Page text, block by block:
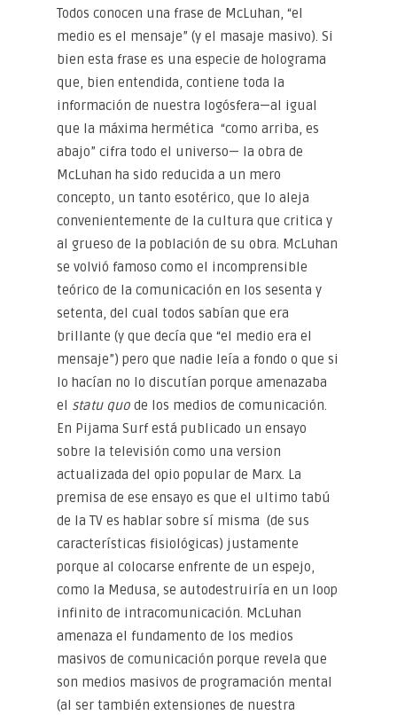
Todos conocen una frase de McLuhan, “el
medio es el mensaje” (y el masaje masivo). Si
bien esta frase es una especie de holograma
que, bien entendida, contiene toda la
información de nuestra logósfera—al igual
que la máxima hermética “como arriba, es
abajo” cifra todo el universo— la obra de
McLuhan ha sido reducida a un mero
concepto, un tanto esotérico, que lo aleja
convenientemente de la cultura que critica y
al grueso de la población de su obra. McLuhan
se volvió famoso como el incomprensible
teórico de la comunicación en los sesenta y
setenta, del cual todos sabían que era
brillante (y que decía que “el medio era el
mensaje”) pero que nadie leía a fondo o que si
lo hacían no lo discutían porque amenazaba
el statu quo de los medios de comunicación.
En Pijama Surf está publicado un ensayo
sobre la televisión como una version
actualizada del opio popular de Marx. La
premisa de ese ensayo es que el ultimo tabú
de la TV es hablar sobre sí misma (de sus
características fisiológicas) justamente
porque al colocarse enfrente de un espejo,
como la Medusa, se autodestruiría en un loop
infinito de intracomunicación. McLuhan
amenaza el fundamento de los medios
masivos de comunicación porque revela que
son medios masivos de programación mental
(al ser también extensiones de nuestra